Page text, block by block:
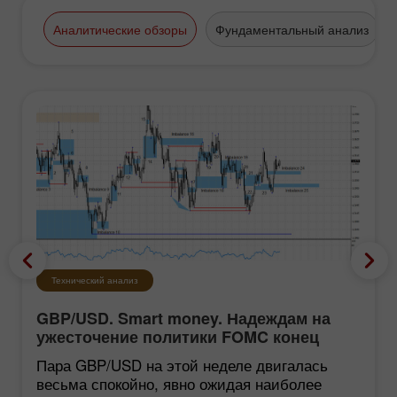
Аналитические обзоры Фундаментальный анализ
Технический анализ
GBP/USD. Smart money. Надеждам на
ужесточение политики FOMC конец
Пара GBP/USD на этой неделе двигалась
весьма спокойно, явно ожидая наиболее